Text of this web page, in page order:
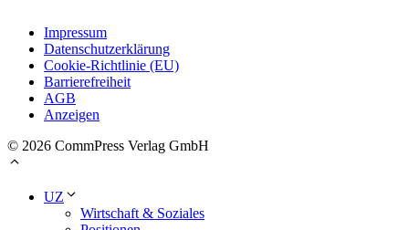
Impressum
Datenschutzerklärung
Cookie-Richtlinie (EU)
Barrierefreiheit
AGB
Anzeigen
© 2026 CommPress Verlag GmbH
UZ
Wirtschaft & Soziales